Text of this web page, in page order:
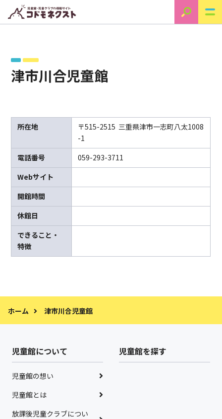
津市川合児童館
所在地
〒515-2515 三重県津市一志町八太1008
-1
電話番号
059-293-3711
Webサイト
開館時間
休館日
できること・
特徴
ホーム 津市川合児童館
児童館について
児童館の想い
児童館とは
放課後児童クラブについ
児童館を探す